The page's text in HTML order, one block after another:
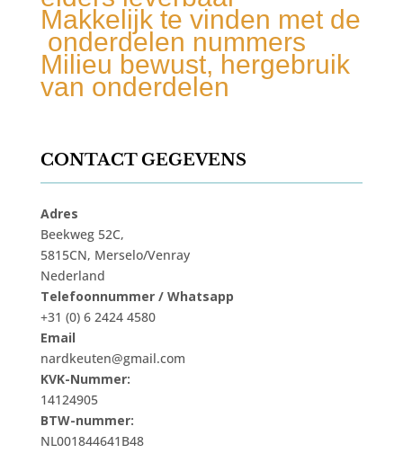
Makkelijk te vinden met de
onderdelen nummers
Milieu bewust, hergebruik
van onderdelen
CONTACT GEGEVENS
Adres
Beekweg 52C,
5815CN, Merselo/Venray
Nederland
Telefoonnummer / Whatsapp
+31 (0) 6 2424 4580
Email
nardkeuten@gmail.com
KVK-Nummer:
14124905
BTW-nummer:
NL001844641B48